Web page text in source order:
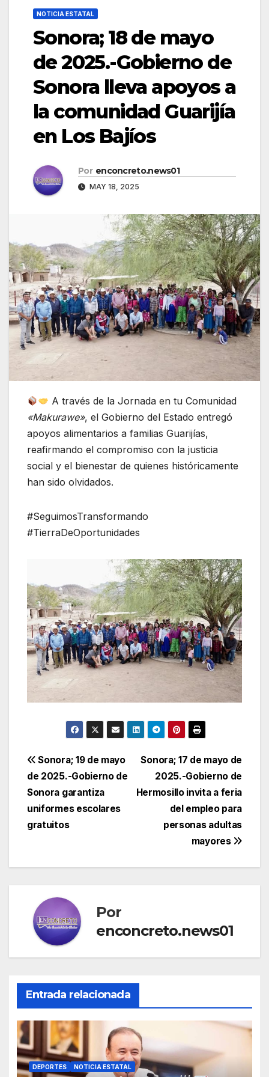
NOTICIA ESTATAL
Sonora; 18 de mayo
de 2025.-Gobierno de
Sonora lleva apoyos a
la comunidad Guarijía
en Los Bajíos
Por enconcreto.news01
MAY 18, 2025
A través de la Jornada en tu Comunidad
«Makurawe», el Gobierno del Estado entregó
apoyos alimentarios a familias Guarijías,
reafirmando el compromiso con la justicia
social y el bienestar de quienes históricamente
han sido olvidados.
#SeguimosTransformando
#TierraDeOportunidades
Navegación
de
entradas
Sonora; 17 de mayo de
2025.-Gobierno de
Hermosillo invita a feria
del empleo para
personas adultas
mayores
Sonora; 19 de mayo
de 2025.-Gobierno de
Sonora garantiza
uniformes escolares
gratuitos
Por
enconcreto.news01
Entrada relacionada
DEPORTES NOTICIA ESTATAL